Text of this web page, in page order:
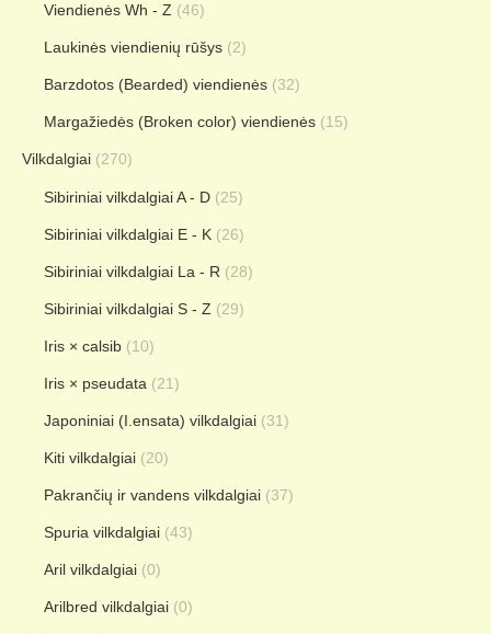
Viendienės Wh - Z (46)
Laukinės viendienių rūšys (2)
Barzdotos (Bearded) viendienės (32)
Margažiedės (Broken color) viendienės (15)
Vilkdalgiai (270)
Sibiriniai vilkdalgiai A - D (25)
Sibiriniai vilkdalgiai E - K (26)
Sibiriniai vilkdalgiai La - R (28)
Sibiriniai vilkdalgiai S - Z (29)
Iris × calsib (10)
Iris × pseudata (21)
Japoniniai (I.ensata) vilkdalgiai (31)
Kiti vilkdalgiai (20)
Pakrančių ir vandens vilkdalgiai (37)
Spuria vilkdalgiai (43)
Aril vilkdalgiai (0)
Arilbred vilkdalgiai (0)